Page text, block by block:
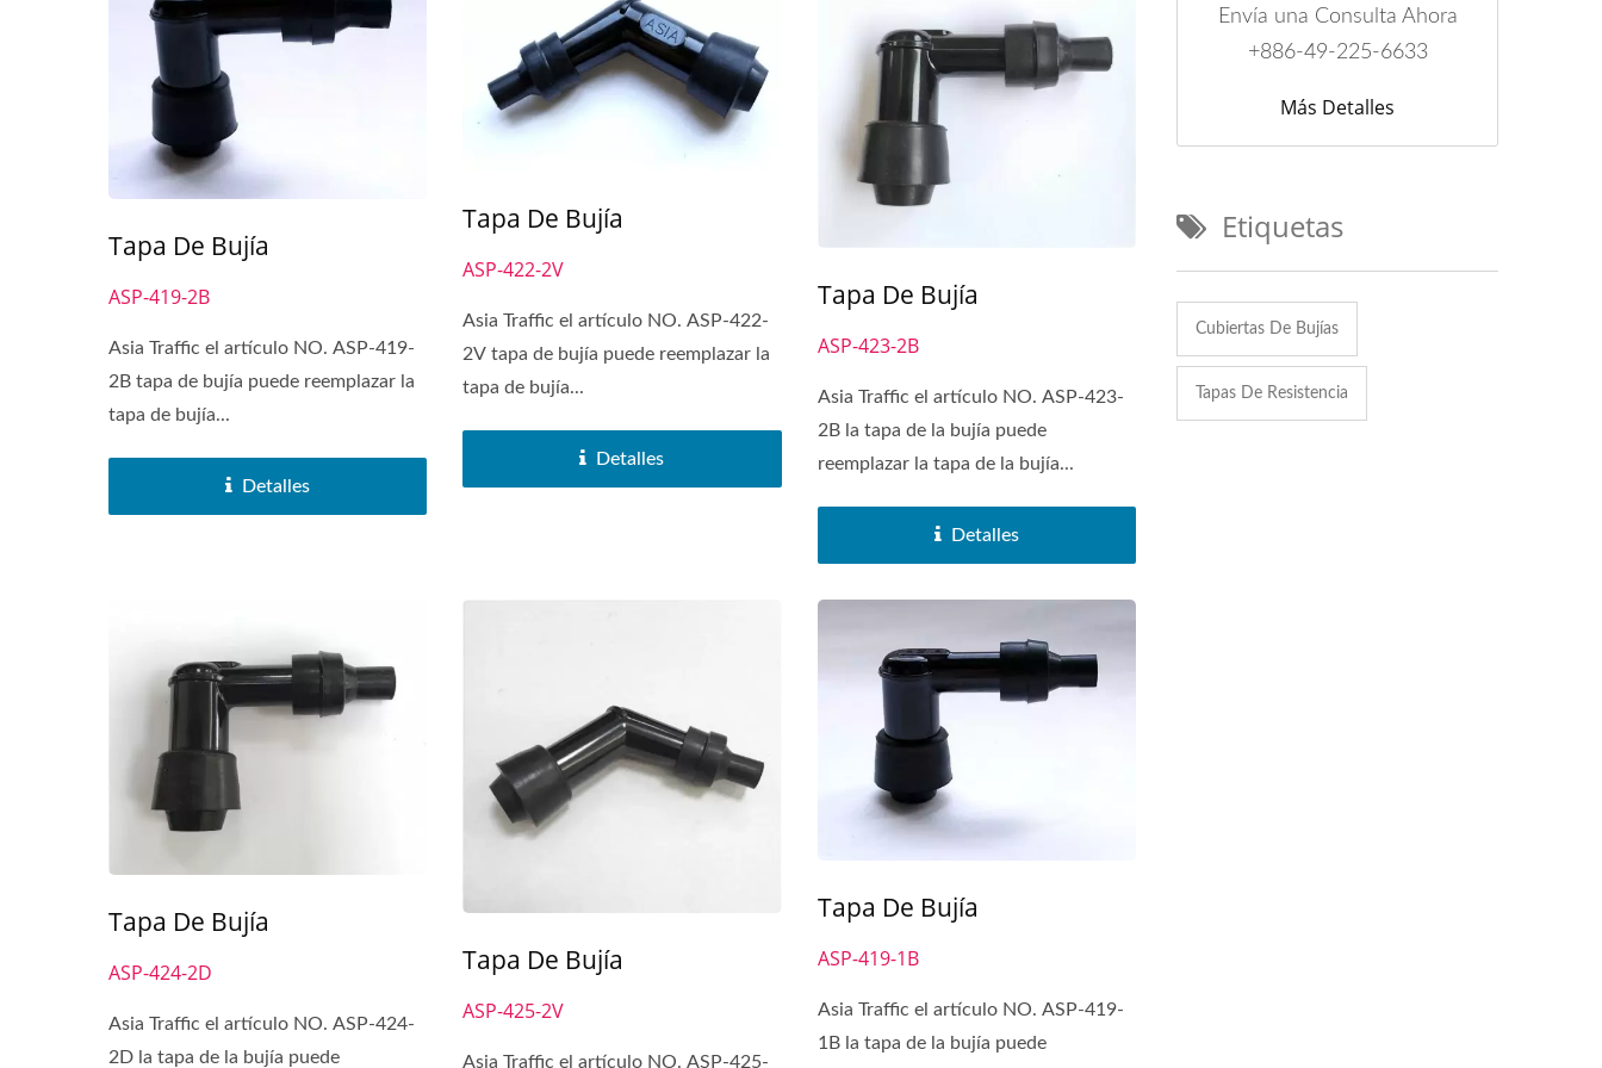
Tapa De Bujía
ASP-419-2B
Asia Traffic el artículo NO. ASP-419-
2B tapa de bujía puede reemplazar la
tapa de bujía...
Detalles
Tapa De Bujía
ASP-422-2V
Asia Traffic el artículo NO. ASP-422-
2V tapa de bujía puede reemplazar la
tapa de bujía...
Detalles
Tapa De Bujía
ASP-423-2B
Asia Traffic el artículo NO. ASP-423-
2B la tapa de la bujía puede
reemplazar la tapa de la bujía...
Detalles
Tapa De Bujía
ASP-424-2D
Asia Traffic el artículo NO. ASP-424-
2D la tapa de la bujía puede
Tapa De Bujía
ASP-425-2V
Asia Traffic el artículo NO. ASP-425-
Tapa De Bujía
ASP-419-1B
Asia Traffic el artículo NO. ASP-419-
1B la tapa de la bujía puede
Envía una Consulta Ahora
+886-49-225-6633
Más Detalles
Etiquetas
Cubiertas De Bujías
Tapas De Resistencia